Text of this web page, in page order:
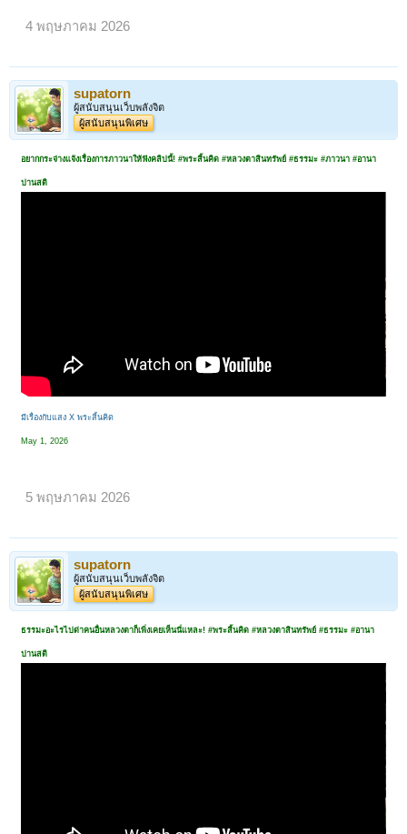
4 พฤษภาคม 2026
supatorn
ผู้สนับสนุนเว็บพลังจิต
ผู้สนับสนุนพิเศษ
อยากกระจ่างแจ้งเรื่องการภาวนาให้ฟังคลิปนี้! #พระสิ้นคิด #หลวงตาสินทรัพย์ #ธรรมะ #ภาวนา #อานา
ปานสติ
มีเรื่องกับแสง X พระสิ้นคิด
May 1, 2026
5 พฤษภาคม 2026
supatorn
ผู้สนับสนุนเว็บพลังจิต
ผู้สนับสนุนพิเศษ
ธรรมะอะไรไปด่าคนอื่นหลวงตาก็เพิ่งเคยเห็นนี่แหละ! #พระสิ้นคิด #หลวงตาสินทรัพย์ #ธรรมะ #อานา
ปานสติ